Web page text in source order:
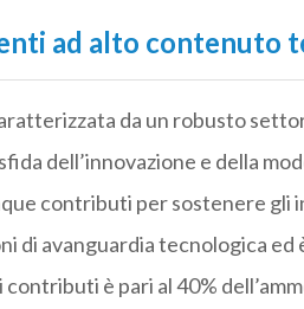
ad alto contenuto
da un robusto
dell’innovazione e della
contributi per sostenere gli
di avanguardia tecnologica ed
contributi è pari al 40%